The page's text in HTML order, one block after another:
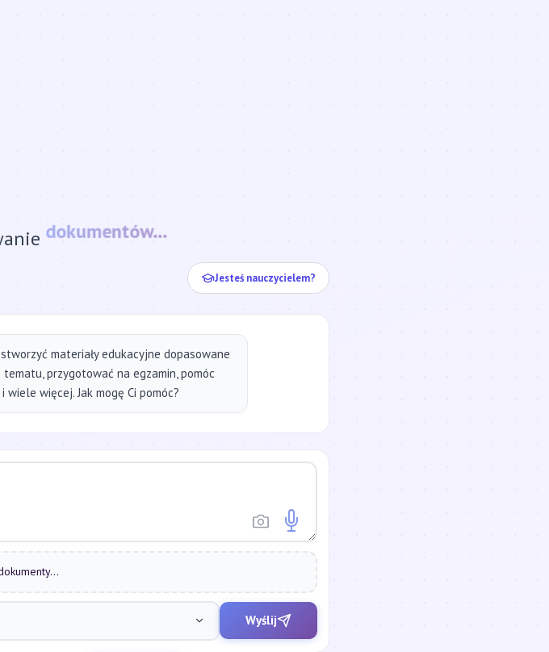
strony internetowej...
Jesteś nauczycielem?
materiały edukacyjne dopasowane
przygotować na egzamin, pomóc
więcej. Jak mogę Ci pomóc?
Wyślij